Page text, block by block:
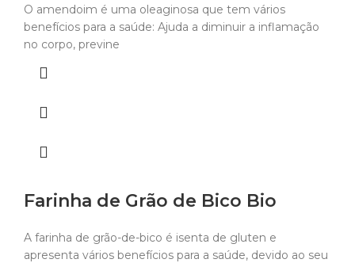
O amendoim é uma oleaginosa que tem vários
benefícios para a saúde: Ajuda a diminuir a inflamação
no corpo, previne
Farinha de Grão de Bico Bio
A farinha de grão-de-bico é isenta de gluten e
apresenta vários benefícios para a saúde, devido ao seu